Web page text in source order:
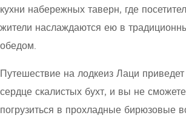
кухни набережных таверн, где
жители наслаждаются ею в
обедом.
Путешествие на лодкеиз Лаци
сердце скалистых бухт, и вы не сможете
погрузиться в прохладные бирюзовые